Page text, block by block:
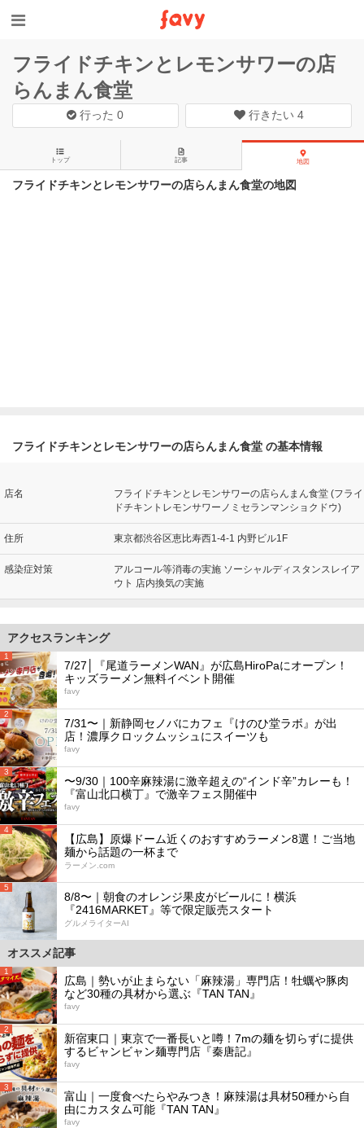
フライドチキンとレモンサワーの店
らんまん食堂
行った0 行きたい 4
トップ 記事 地図
フライドチキンとレモンサワーの店らんまん食堂の地図
フライドチキンとレモンサワーの店らんまん食堂 の基本情報
店名
フライドチキンとレモンサワーの店らんまん食堂 (フライ
ドチキントレモンサワーノミセランマンショクドウ)
住所 東京都渋谷区恵比寿西1-4-1 内野ビル1F
感染症対策
アルコール等消毒の実施 ソーシャルディスタンスレイア
ウト 店内換気の実施
アクセスランキング
1
7/27│『尾道ラーメンWAN』が広島HiroPaにオープン！
キッズラーメン無料イベント開催
favy
2
7/31〜｜新静岡セノバにカフェ『けのひ堂ラボ』が出
店！濃厚クロックムッシュにスイーツも
favy
3
〜9/30｜100辛麻辣湯に激辛超えの“インド辛”カレーも！
『富山北口横丁』で激辛フェス開催中
favy
4
【広島】原爆ドーム近くのおすすめラーメン8選！ご当地
麺から話題の一杯まで
ラーメン.com
5
8/8〜｜朝食のオレンジ果皮がビールに！横浜
『2416MARKET』等で限定販売スタート
グルメライターAI
オススメ記事
1
広島｜勢いが止まらない「麻辣湯」専門店！牡蠣や豚肉
など30種の具材から選ぶ『TAN TAN』
favy
2
新宿東口｜東京で一番長いと噂！7mの麺を切らずに提供
するビャンビャン麺専門店『秦唐記』
favy
3
富山｜一度食べたらやみつき！麻辣湯は具材50種から自
由にカスタム可能『TAN TAN』
favy